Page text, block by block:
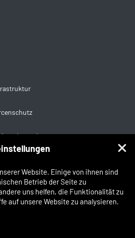
Website. Einige von ihnen sind
Betrieb der Seite zu
uns helfen, die Funktionalität zu
auf unsere Website zu analysieren.